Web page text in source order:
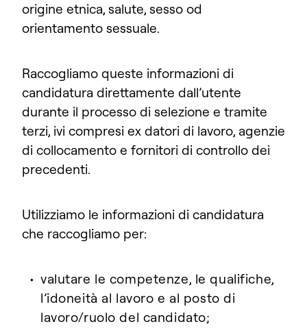
origine etnica, salute, sesso od
orientamento sessuale.
Raccogliamo queste informazioni di
candidatura direttamente dall’utente
durante il processo di selezione e tramite
terzi, ivi compresi ex datori di lavoro, agenzie
di collocamento e fornitori di controllo dei
precedenti.
Utilizziamo le informazioni di candidatura
che raccogliamo per:
valutare le competenze, le qualifiche,
l’idoneità al lavoro e al posto di
lavoro/ruolo del candidato;